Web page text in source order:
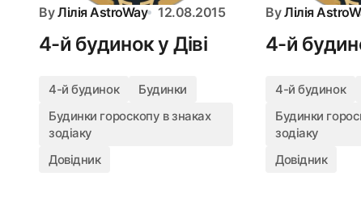
By Лілія AstroWay 12.08.2015
4-й будинок у Діві
4-й будинок
Будинки
Будинки гороскопу в знаках
зодіаку
Довідник
By Лілія
4-й
4-й будинок
Будинки
зодіаку
Довідник